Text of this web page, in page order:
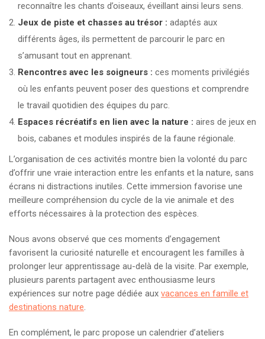
reconnaître les chants d’oiseaux, éveillant ainsi leurs sens.
Jeux de piste et chasses au trésor : adaptés aux
différents âges, ils permettent de parcourir le parc en
s’amusant tout en apprenant.
Rencontres avec les soigneurs : ces moments privilégiés
où les enfants peuvent poser des questions et comprendre
le travail quotidien des équipes du parc.
Espaces récréatifs en lien avec la nature : aires de jeux en
bois, cabanes et modules inspirés de la faune régionale.
L’organisation de ces activités montre bien la volonté du parc
d’offrir une vraie interaction entre les enfants et la nature, sans
écrans ni distractions inutiles. Cette immersion favorise une
meilleure compréhension du cycle de la vie animale et des
efforts nécessaires à la protection des espèces.
Nous avons observé que ces moments d’engagement
favorisent la curiosité naturelle et encouragent les familles à
prolonger leur apprentissage au-delà de la visite. Par exemple,
plusieurs parents partagent avec enthousiasme leurs
expériences sur notre page dédiée aux vacances en famille et
destinations nature.
En complément, le parc propose un calendrier d’ateliers